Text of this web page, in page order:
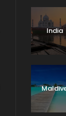
India